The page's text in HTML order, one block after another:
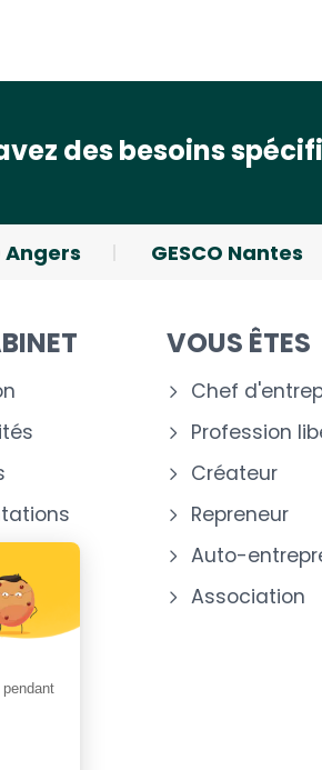
des besoins
Angers GESCO Nantes
VOUS ÊTES
Chef
Profession
Créateur
Repreneur
Auto-
Association